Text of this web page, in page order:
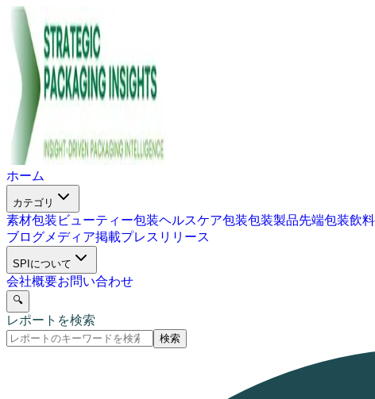
ホーム
カテゴリ
素材包装 ビューティー包装ヘルスケア包装包装製品先端包装飲
ブログメディア掲載プレスリリース
SPIについて
会社概要お問い合わせ
🔍
レポートを検索
検索